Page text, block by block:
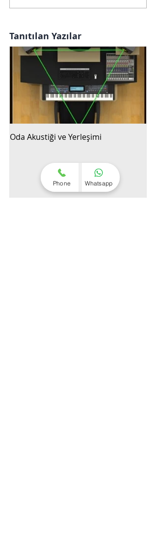
Tanıtılan Yazılar
Oda Akustiği ve Yerleşimi
Phone Whatsapp